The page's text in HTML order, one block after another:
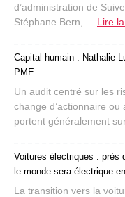
d’administration de
Stéphane Bern, ... Lire
Capital humain : Nathalie
PME
Un audit centré sur les
change d’actionnaire
portent généralement
Voitures électriques : près
le monde sera électrique
La transition vers la